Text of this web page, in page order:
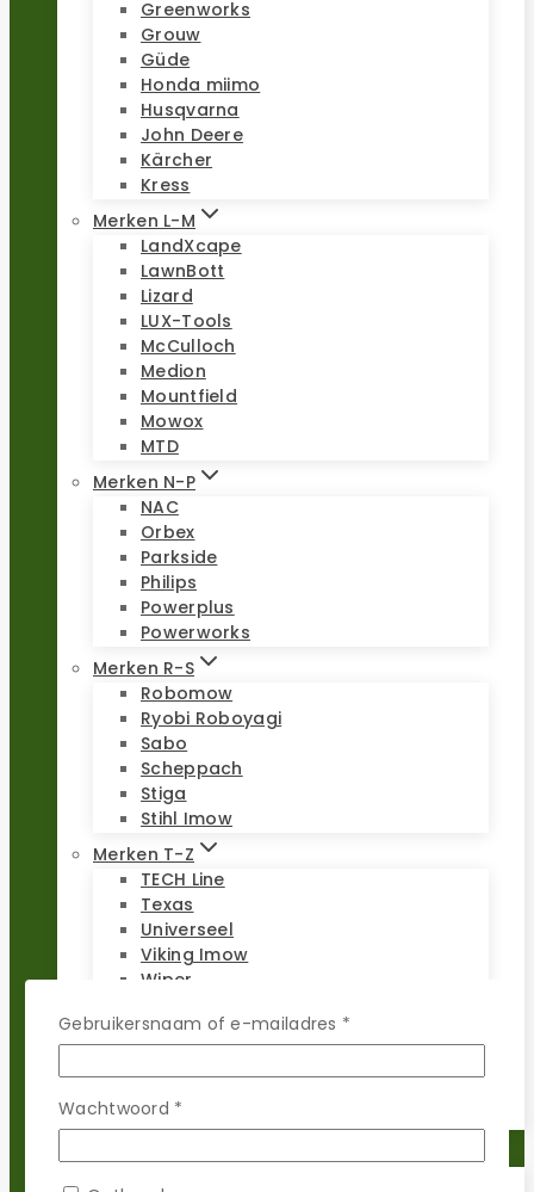
Greenworks
Grouw
Güde
Honda miimo
Husqvarna
John Deere
Kärcher
Kress
Merken L-M
LandXcape
LawnBott
Lizard
LUX-Tools
McCulloch
Medion
Mountfield
Mowox
MTD
Merken N-P
NAC
Orbex
Parkside
Philips
Powerplus
Powerworks
Merken R-S
Robomow
Ryobi Roboyagi
Sabo
Scheppach
Stiga
Stihl Imow
Merken T-Z
TECH Line
Texas
Universeel
Viking Imow
Wiper
Worx Landroid
Zoef Robot
Gebruikersnaam of e-mailadres *
Wachtwoord *